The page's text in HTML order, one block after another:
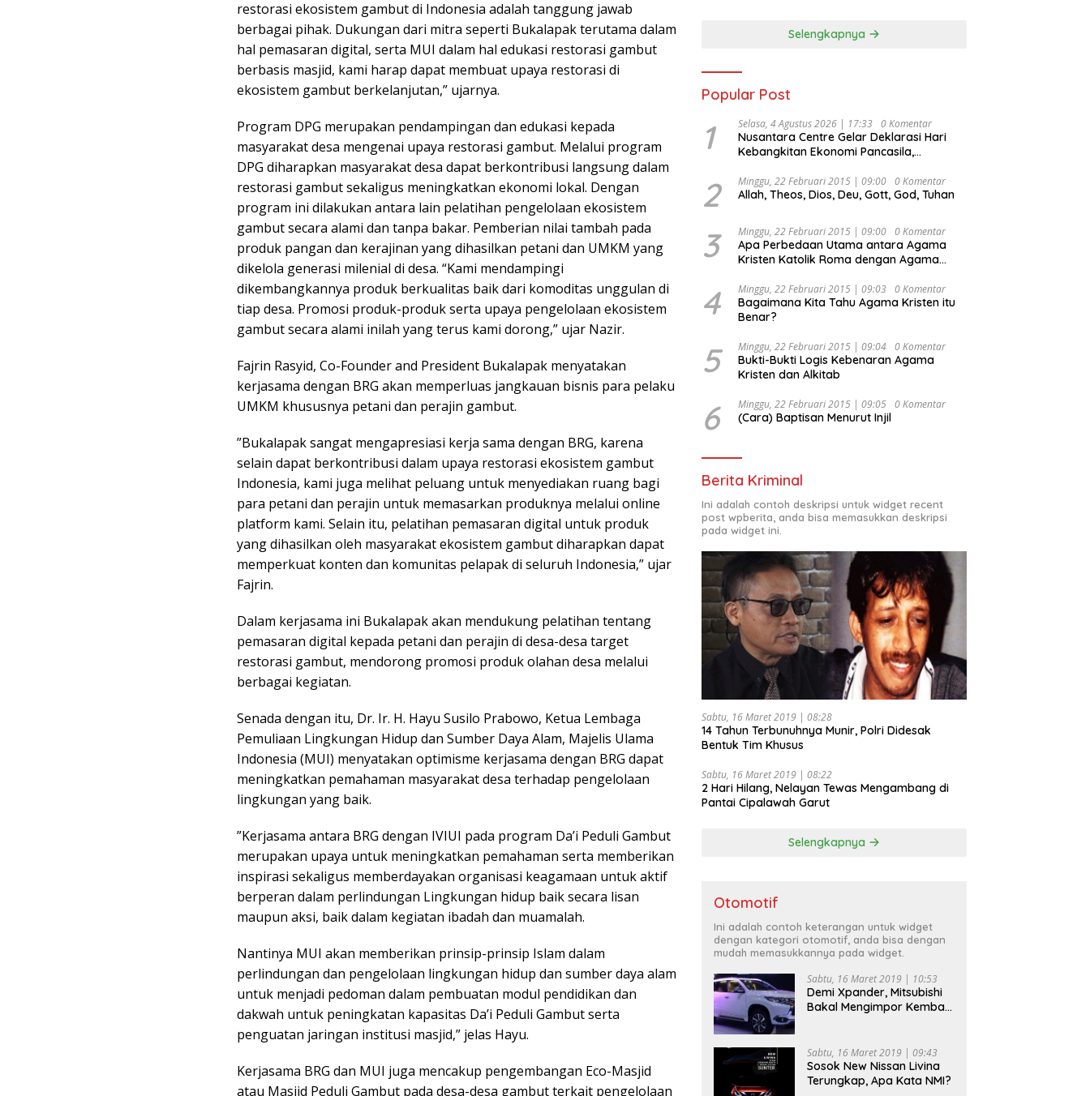
restorasi ekosistem gambut di Indonesia adalah tanggung jawab
berbagai pihak. Dukungan dari mitra seperti Bukalapak terutama dalam
hal pemasaran digital, serta MUI dalam hal edukasi restorasi gambut
berbasis masjid, kami harap dapat membuat upaya restorasi di
ekosistem gambut berkelanjutan,” ujarnya.
Program DPG merupakan pendampingan dan edukasi kepada
masyarakat desa mengenai upaya restorasi gambut. Melalui program
DPG diharapkan masyarakat desa dapat berkontribusi langsung dalam
restorasi gambut sekaligus meningkatkan ekonomi lokal. Dengan
program ini dilakukan antara lain pelatihan pengelolaan ekosistem
gambut secara alami dan tanpa bakar. Pemberian nilai tambah pada
produk pangan dan kerajinan yang dihasilkan petani dan UMKM yang
dikelola generasi milenial di desa. “Kami mendampingi
dikembangkannya produk berkualitas baik dari komoditas unggulan di
tiap desa. Promosi produk-produk serta upaya pengelolaan ekosistem
gambut secara alami inilah yang terus kami dorong,” ujar Nazir.
Fajrin Rasyid, Co-Founder and President Bukalapak menyatakan
kerjasama dengan BRG akan memperluas jangkauan bisnis para pelaku
UMKM khususnya petani dan perajin gambut.
”Bukalapak sangat mengapresiasi kerja sama dengan BRG, karena
selain dapat berkontribusi dalam upaya restorasi ekosistem gambut
Indonesia, kami juga melihat peluang untuk menyediakan ruang bagi
para petani dan perajin untuk memasarkan produknya melalui online
platform kami. Selain itu, pelatihan pemasaran digital untuk produk
yang dihasilkan oleh masyarakat ekosistem gambut diharapkan dapat
memperkuat konten dan komunitas pelapak di seluruh Indonesia,” ujar
Fajrin.
Dalam kerjasama ini Bukalapak akan mendukung pelatihan tentang
pemasaran digital kepada petani dan perajin di desa-desa target
restorasi gambut, mendorong promosi produk olahan desa melalui
berbagai kegiatan.
Senada dengan itu, Dr. Ir. H. Hayu Susilo Prabowo, Ketua Lembaga
Pemuliaan Lingkungan Hidup dan Sumber Daya Alam, Majelis Ulama
Indonesia (MUI) menyatakan optimisme kerjasama dengan BRG dapat
meningkatkan pemahaman masyarakat desa terhadap pengelolaan
lingkungan yang baik.
”Kerjasama antara BRG dengan IVIUI pada program Da’i Peduli Gambut
merupakan upaya untuk meningkatkan pemahaman serta memberikan
inspirasi sekaligus memberdayakan organisasi keagamaan untuk aktif
berperan dalam perlindungan Lingkungan hidup baik secara lisan
maupun aksi, baik dalam kegiatan ibadah dan muamalah.
Nantinya MUI akan memberikan prinsip-prinsip Islam dalam
perlindungan dan pengelolaan lingkungan hidup dan sumber daya alam
untuk menjadi pedoman dalam pembuatan modul pendidikan dan
dakwah untuk peningkatan kapasitas Da’i Peduli Gambut serta
penguatan jaringan institusi masjid,” jelas Hayu.
Kerjasama BRG dan MUI juga mencakup pengembangan Eco-Masjid
atau Masjid Peduli Gambut pada desa-desa gambut terkait pengelolaan
Selengkapnya
Popular Post
1 Selasa, 4 Agustus 2026 | 17:33 0 Komentar
Nusantara Centre Gelar Deklarasi Hari
Kebangkitan Ekonomi Pancasila,
Djojohadikusumo Anti Penjajahan
(Pergolakan Ekonomi Politik Indonesia) &
Undang Perekonomian Nasional dan
Kesejahteraan Sosial dalam Menata
Bangsa Menuju Indonesia Emas 2045”,
2 Minggu, 22 Februari 2015 | 09:00 0 Komentar
Allah, Theos, Dios, Deu, Gott, God, Tuhan
3 Minggu, 22 Februari 2015 | 09:00 0 Komentar
Apa Perbedaan Utama antara Agama
Kristen Katolik Roma dengan Agama
4 Minggu, 22 Februari 2015 | 09:03 0 Komentar
Bagaimana Kita Tahu Agama Kristen itu
Benar?
5 Minggu, 22 Februari 2015 | 09:04 0 Komentar
Bukti-Bukti Logis Kebenaran Agama
Kristen dan Alkitab
6 Minggu, 22 Februari 2015 | 09:05 0 Komentar
(Cara) Baptisan Menurut Injil
Berita Kriminal
Ini adalah contoh deskripsi untuk widget recent
post wpberita, anda bisa memasukkan deskripsi
pada widget ini.
Sabtu, 16 Maret 2019 | 08:28
14 Tahun Terbunuhnya Munir, Polri Didesak
Bentuk Tim Khusus
Sabtu, 16 Maret 2019 | 08:22
2 Hari Hilang, Nelayan Tewas Mengambang di
Pantai Cipalawah Garut
Selengkapnya
Otomotif
Ini adalah contoh keterangan untuk widget
dengan kategori otomotif, anda bisa dengan
mudah memasukkannya pada widget.
Sabtu, 16 Maret 2019 | 10:53
Demi Xpander, Mitsubishi
Bakal Mengimpor Kembali
Sabtu, 16 Maret 2019 | 09:43
Sosok New Nissan Livina
Terungkap, Apa Kata NMI?